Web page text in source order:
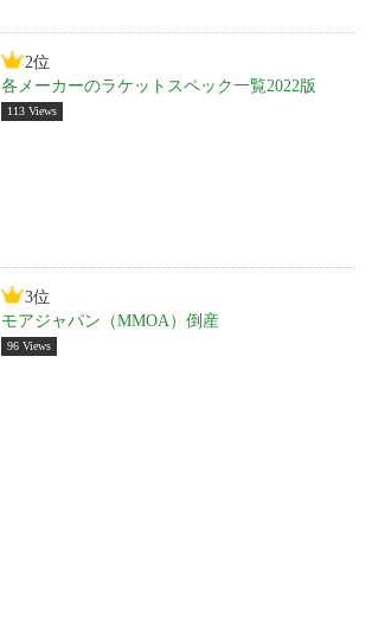
2位
各メーカーのラケットスペック一覧2022版
113 Views
3位
モアジャパン（MMOA）倒産
96 Views